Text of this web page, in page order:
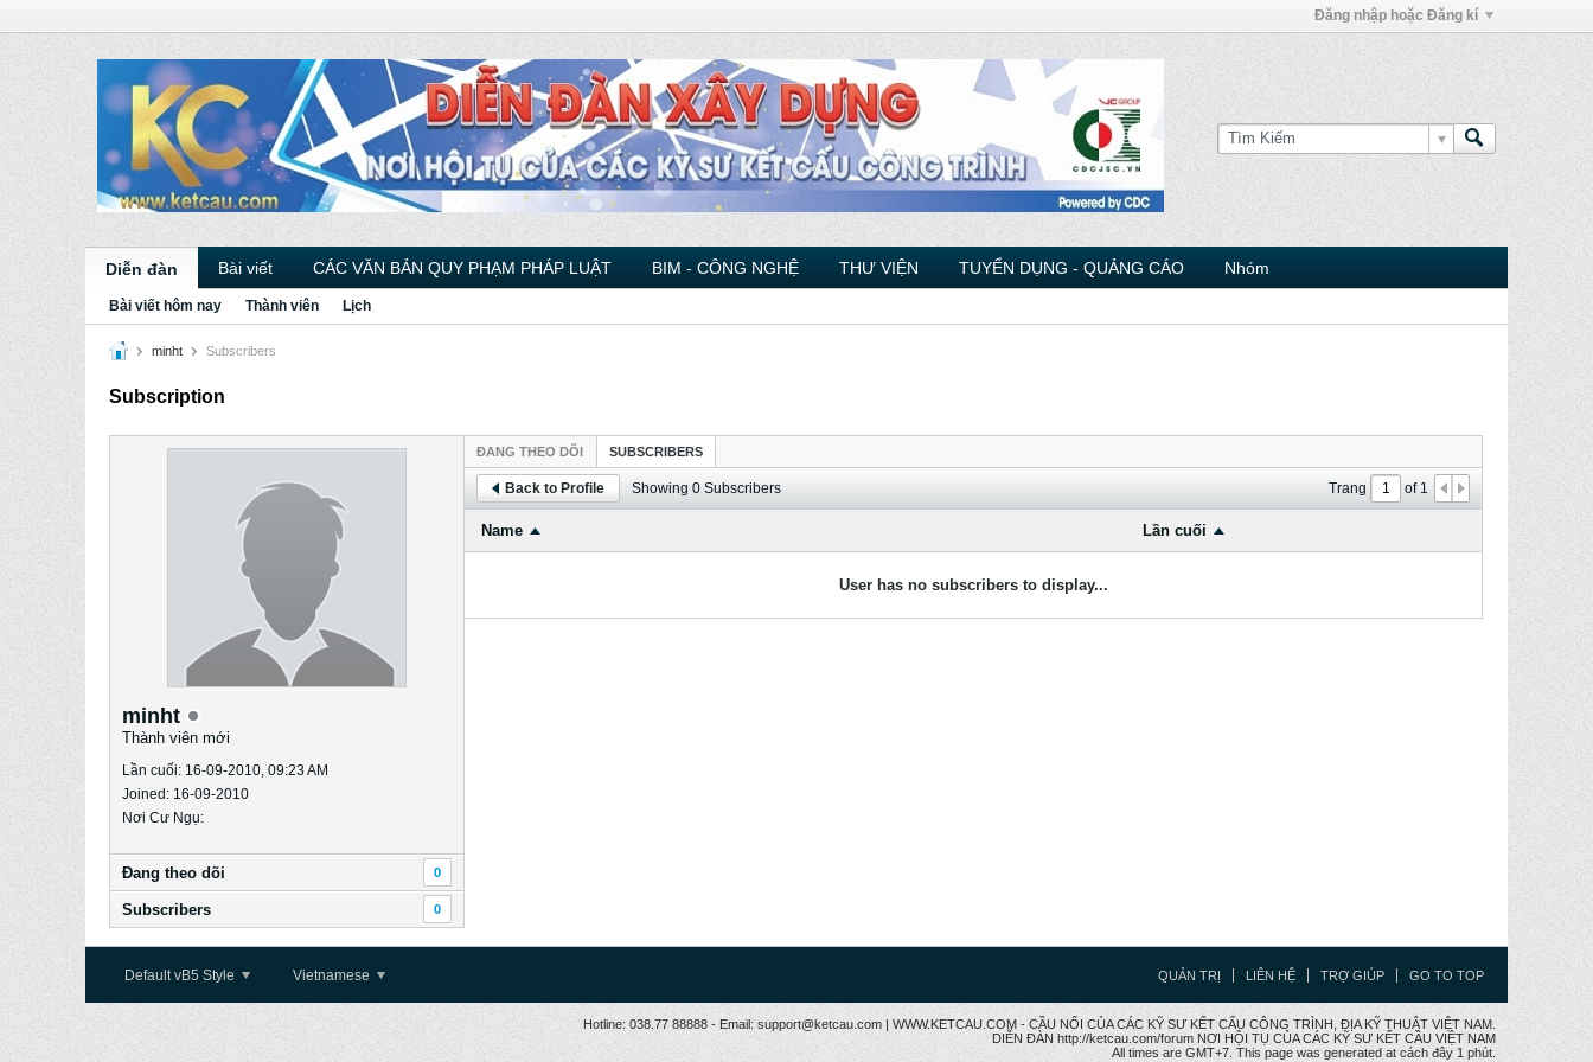
Đăng nhập hoặc Đăng kí
Diễn đàn Bài viết CÁC VĂN BẢN QUY PHẠM PHÁP LUẬT BIM - CÔNG NGHỆ THƯ VIỆN TUYỂN DỤNG - QUẢNG CÁO Nhóm
Bài viết hôm nay Thành viên Lịch
minht Subscribers
Subscription
minht
Thành viên mới
Lần cuối: 16-09-2010, 09:23 AM
Joined: 16-09-2010
Nơi Cư Ngụ:
Ðang theo dõi 0
Subscribers 0
ÐANG THEO DÕI SUBSCRIBERS
Back to Profile Showing 0 Subscribers Trang of1
Name Lần cuối
User has no subscribers to display...
Default vB5 Style Vietnamese QUẢN TRỊ LIÊN HỆ TRỢ GIÚP GO TO TOP
Hotline: 038.77 88888 - Email: support@ketcau.com | WWW.KETCAU.COM - CẦU NỐI CỦA CÁC KỸ SƯ KẾT CẤU CÔNG TRÌNH, ĐỊA KỸ THUẬT VIỆT NAM.
DIỄN ĐÀN http://ketcau.com/forum NƠI HỘI TỤ CỦA CÁC KỸ SƯ KẾT CÂU VIỆT NAM
All times are GMT+7. This page was generated at cách đây 1 phút.